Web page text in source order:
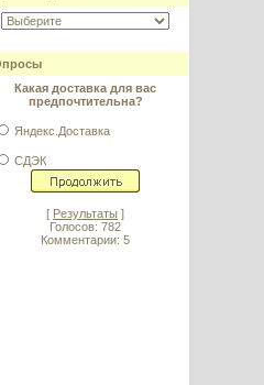
Какая доставка для вас
предпочтительна?
Яндекс.Доставка
СДЭК
[ Результаты ]
Голосов: 782
Комментарии: 5